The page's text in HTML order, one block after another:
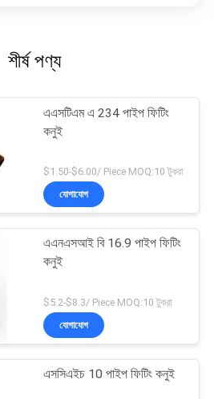
শীর্ষ পণ্য
এএসটিএম এ 234 পাইপ ফিটিং
কনুই
$1.50-$6.00/ Piece MOQ:10 টুকরা
যোগাযোগ
এএনএসআই বি 16.9 পাইপ ফিটিং
কনুই
$5.2-$8.3/ Piece MOQ:10 টুকরা
যোগাযোগ
এসসিএইচ 10 পাইপ ফিটিং কনুই